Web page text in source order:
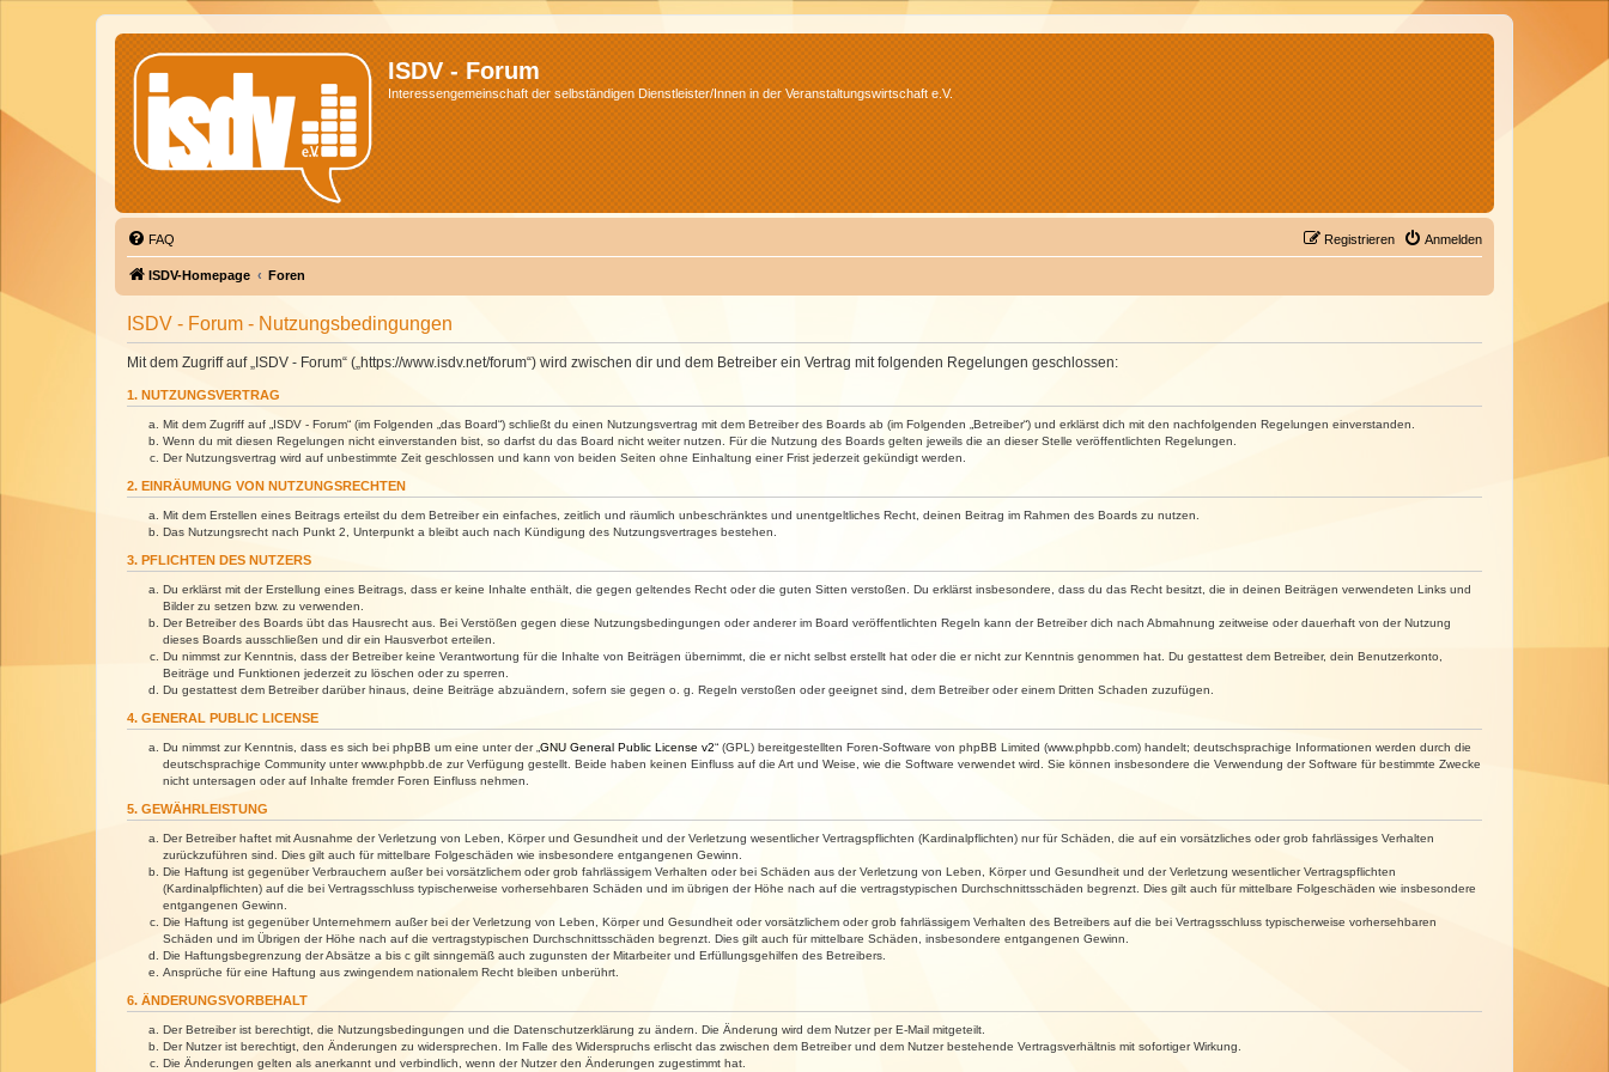
ISDV - Forum
Interessengemeinschaft der selbständigen Dienstleister/Innen in der Veranstaltungswirtschaft e.V.
FAQ Anmelden
Registrieren
ISDV-Homepage Foren
ISDV - Forum - Nutzungsbedingungen
Mit dem Zugriff auf „ISDV - Forum“ („https://www.isdv.net/forum“) wird zwischen dir und dem Betreiber ein Vertrag mit folgenden Regelungen geschlossen:
1. NUTZUNGSVERTRAG
Mit dem Zugriff auf „ISDV - Forum“ (im Folgenden „das Board“) schließt du einen Nutzungsvertrag mit dem Betreiber des Boards ab (im Folgenden „Betreiber“) und erklärst dich mit den nachfolgenden Regelungen einverstanden.
Wenn du mit diesen Regelungen nicht einverstanden bist, so darfst du das Board nicht weiter nutzen. Für die Nutzung des Boards gelten jeweils die an dieser Stelle veröffentlichten Regelungen.
Der Nutzungsvertrag wird auf unbestimmte Zeit geschlossen und kann von beiden Seiten ohne Einhaltung einer Frist jederzeit gekündigt werden.
2. EINRÄUMUNG VON NUTZUNGSRECHTEN
Mit dem Erstellen eines Beitrags erteilst du dem Betreiber ein einfaches, zeitlich und räumlich unbeschränktes und unentgeltliches Recht, deinen Beitrag im Rahmen des Boards zu nutzen.
Das Nutzungsrecht nach Punkt 2, Unterpunkt a bleibt auch nach Kündigung des Nutzungsvertrages bestehen.
3. PFLICHTEN DES NUTZERS
Du erklärst mit der Erstellung eines Beitrags, dass er keine Inhalte enthält, die gegen geltendes Recht oder die guten Sitten verstoßen. Du erklärst insbesondere, dass du das Recht besitzt, die in deinen Beiträgen verwendeten Links und
Bilder zu setzen bzw. zu verwenden.
Der Betreiber des Boards übt das Hausrecht aus. Bei Verstößen gegen diese Nutzungsbedingungen oder anderer im Board veröffentlichten Regeln kann der Betreiber dich nach Abmahnung zeitweise oder dauerhaft von der Nutzung
dieses Boards ausschließen und dir ein Hausverbot erteilen.
Du nimmst zur Kenntnis, dass der Betreiber keine Verantwortung für die Inhalte von Beiträgen übernimmt, die er nicht selbst erstellt hat oder die er nicht zur Kenntnis genommen hat. Du gestattest dem Betreiber, dein Benutzerkonto,
Beiträge und Funktionen jederzeit zu löschen oder zu sperren.
Du gestattest dem Betreiber darüber hinaus, deine Beiträge abzuändern, sofern sie gegen o. g. Regeln verstoßen oder geeignet sind, dem Betreiber oder einem Dritten Schaden zuzufügen.
4. GENERAL PUBLIC LICENSE
Du nimmst zur Kenntnis, dass es sich bei phpBB um eine unter der „ GNU General Public License v2“ (GPL) bereitgestellten Foren-Software von phpBB Limited (www.phpbb.com) handelt; deutschsprachige Informationen werden durch die
deutschsprachige Community unter www.phpbb.de zur Verfügung gestellt. Beide haben keinen Einfluss auf die Art und Weise, wie die Software verwendet wird. Sie können insbesondere die Verwendung der Software für bestimmte Zwecke
nicht untersagen oder auf Inhalte fremder Foren Einfluss nehmen.
5. GEWÄHRLEISTUNG
Der Betreiber haftet mit Ausnahme der Verletzung von Leben, Körper und Gesundheit und der Verletzung wesentlicher Vertragspflichten (Kardinalpflichten) nur für Schäden, die auf ein vorsätzliches oder grob fahrlässiges Verhalten
zurückzuführen sind. Dies gilt auch für mittelbare Folgeschäden wie insbesondere entgangenen Gewinn.
Die Haftung ist gegenüber Verbrauchern außer bei vorsätzlichem oder grob fahrlässigem Verhalten oder bei Schäden aus der Verletzung von Leben, Körper und Gesundheit und der Verletzung wesentlicher Vertragspflichten
(Kardinalpflichten) auf die bei Vertragsschluss typischerweise vorhersehbaren Schäden und im übrigen der Höhe nach auf die vertragstypischen Durchschnittsschäden begrenzt. Dies gilt auch für mittelbare Folgeschäden wie insbesondere
entgangenen Gewinn.
Die Haftung ist gegenüber Unternehmern außer bei der Verletzung von Leben, Körper und Gesundheit oder vorsätzlichem oder grob fahrlässigem Verhalten des Betreibers auf die bei Vertragsschluss typischerweise vorhersehbaren
Schäden und im Übrigen der Höhe nach auf die vertragstypischen Durchschnittsschäden begrenzt. Dies gilt auch für mittelbare Schäden, insbesondere entgangenen Gewinn.
Die Haftungsbegrenzung der Absätze a bis c gilt sinngemäß auch zugunsten der Mitarbeiter und Erfüllungsgehilfen des Betreibers.
Ansprüche für eine Haftung aus zwingendem nationalem Recht bleiben unberührt.
6. ÄNDERUNGSVORBEHALT
Der Betreiber ist berechtigt, die Nutzungsbedingungen und die Datenschutzerklärung zu ändern. Die Änderung wird dem Nutzer per E-Mail mitgeteilt.
Der Nutzer ist berechtigt, den Änderungen zu widersprechen. Im Falle des Widerspruchs erlischt das zwischen dem Betreiber und dem Nutzer bestehende Vertragsverhältnis mit sofortiger Wirkung.
Die Änderungen gelten als anerkannt und verbindlich, wenn der Nutzer den Änderungen zugestimmt hat.